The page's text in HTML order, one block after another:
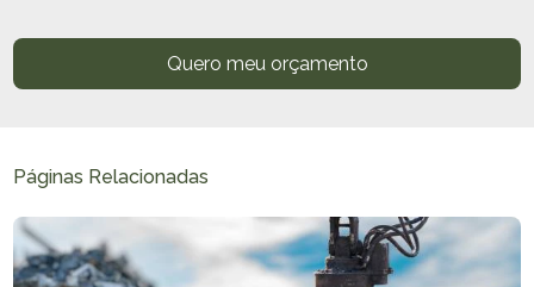
Quero meu orçamento
Páginas Relacionadas